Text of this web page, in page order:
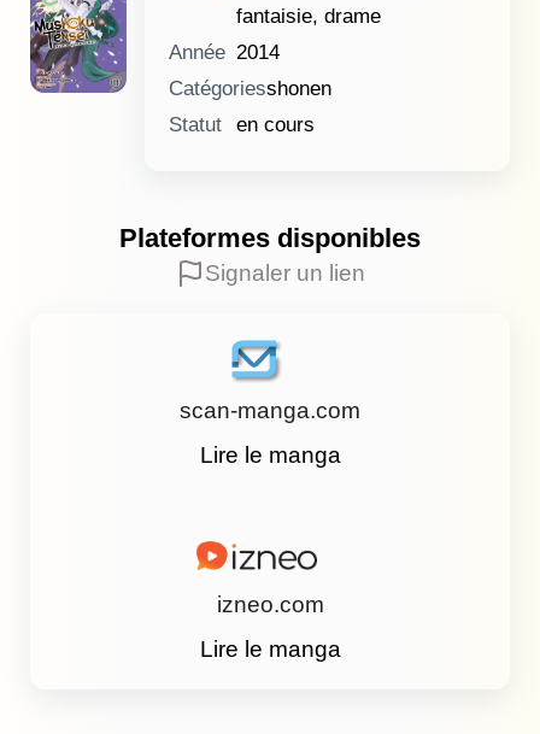
fantaisie, drame
Année 2014
Catégoriesshonen
Statut
en cours
Plateformes disponibles
Signaler un lien
scan-manga.com
Lire le manga
izneo.com
Lire le manga